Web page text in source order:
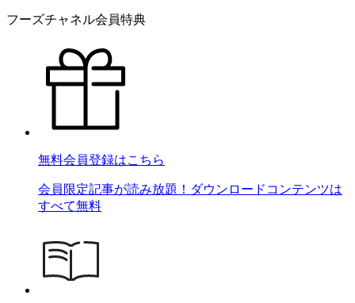
フーズチャネル会員特典
無料会員登録はこちら
会員限定記事が読み放題！ダウンロードコンテンツは
すべて無料